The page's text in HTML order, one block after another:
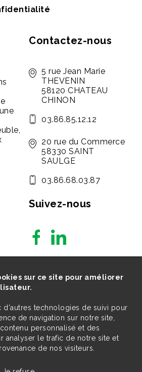
Contactez-nous
5 rue Jean Marie
THEVENIN
58120 CHATEAU
CHINON
03.86.85.12.12
20 rue du Commerce
58330 SAINT
SAULGE
03.86.68.03.87
Suivez-nous
sur ce site pour améliorer
d'autres technologies de suivi pour
de navigation sur notre site,
personnalisé et des
analyser le trafic de notre site et
de nos visiteurs.